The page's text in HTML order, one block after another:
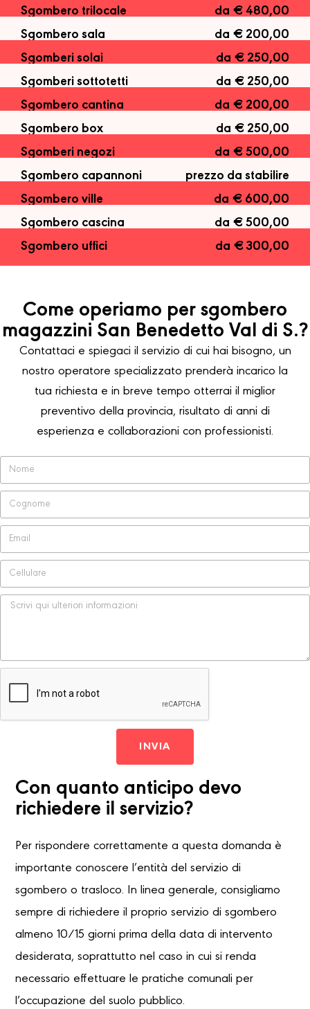
Sgombero trilocale
da € 480,00
Sgombero sala
da € 200,00
Sgomberi solai
da € 250,00
Sgomberi sottotetti
da € 250,00
Sgombero cantina
da € 200,00
Sgombero box
da € 250,00
Sgomberi negozi
da € 500,00
Sgombero capannoni
prezzo da stabilire
Sgombero ville
da € 600,00
Sgombero cascina
da € 500,00
Sgombero uffici
da € 300,00
Come operiamo per sgombero
magazzini San Benedetto Val di S.?
Contattaci e spiegaci il servizio di cui hai bisogno, un
nostro operatore specializzato prenderà incarico la
tua richiesta e in breve tempo otterrai il miglior
preventivo della provincia, risultato di anni di
esperienza e collaborazioni con professionisti.
INVIA
Con quanto anticipo devo
richiedere il servizio?
Per rispondere correttamente a questa domanda è
importante conoscere l’entità del servizio di
sgombero o trasloco. In linea generale, consigliamo
sempre di richiedere il proprio servizio di sgombero
almeno 10/15 giorni prima della data di intervento
desiderata, soprattutto nel caso in cui si renda
necessario effettuare le pratiche comunali per
l’occupazione del suolo pubblico.